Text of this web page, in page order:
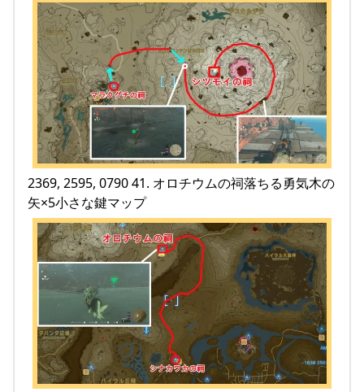
2369, 2595, 0790 41. オロチウムの祠落ちる勇気木の
矢×5小さな鍵マップ